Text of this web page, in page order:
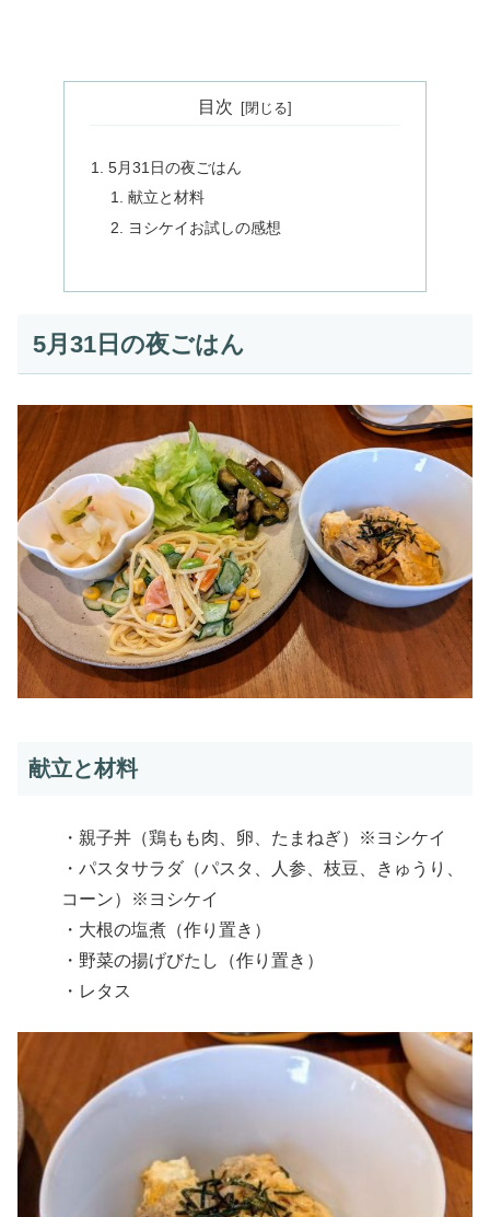
目次
5月31日の夜ごはん
献立と材料
ヨシケイお試しの感想
5月31日の夜ごはん
献立と材料
・親子丼（鶏もも肉、卵、たまねぎ）※ヨシケイ
・パスタサラダ（パスタ、人参、枝豆、きゅうり、
コーン）※ヨシケイ
・大根の塩煮（作り置き）
・野菜の揚げびたし（作り置き）
・レタス